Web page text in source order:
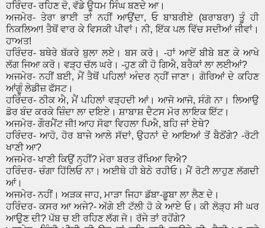
ਹਰਿੰਦਰ- ਰਹਿਣ ਦੋ, ਵੱਡੇ ਊਧਮ ਸਿੰਘ ਬਣਦੇ ਆ।
ਅਜਮੇਰ- ਤੇਰਾ ਭਾਈ ਤਾਂ ਨਹੀਂ ਆਉਂਦਾ, ਓ ਬਾਬਰੀਏ (ਬਰਾਬਰਾ) ਤੂੰ ਹੀ
ਨਿਕਲਿਆ! ਤੈਥੋਂ ਵਾਰ ਕੇ ਵਿਸਕੀ ਪੀਵਾਂ। ਨੀ, ਇੱਕ ਪਲ ਵਿੱਚ ਸਦੀਆਂ ਜੀਵਾਂ।
ਹਾਅਤ!
ਹਰਿੰਦਰ- ਬਥੇਰੇ ਬੱਕਰੇ ਬੁਲਾ ਲਏ। ਬਸ ਕਰੋ। -ਹਾਂ ਆਏਂ ਬੀਬੇ ਬਣ ਕੇ ਆਖੇ
ਲੱਗ ਜਿਆ ਕਰੋ। ਵੜ੍ਹ ਚੱਲ ਘਰੇ। -ਹੁਣ ਕੀ ਹੋ ਗਿਐ, ਬਰੈਕਾਂ ਲਾ ਲਈਆਂ?
ਅਜਮੇਰ- ਨਹੀਂ ਬਈ, ਮੈਂ ਤੈਥੋਂ ਪਹਿਲਾਂ ਅੰਦਰ ਨ੍ਹੀਂ ਜਾਣਾ। ਗੋਰਿਆਂ ਦੇ ਕਹਿਣ
ਆਂਗੂੰ ਲੇਡੀਜ਼ ਫੱਸਟ।
ਹਰਿੰਦਰ- ਠੀਕ ਐ, ਮੈਂ ਪਹਿਲਾਂ ਵੜ੍ਹਦੀ ਆਂ। ਆਜੋ ਆਜੋ, ਸੰਗੋ ਨਾ। ਲਿਆਉ
ਡੋਰ ਬੰਦ ਕਰਕੇ ਜ਼ਿੰਦਾ ਲਾ ਦਇਏ। ਸ਼ਾਬਾਸ਼ ਦੈਟਸ ਮੋਰ ਲਾਇਕ ਇੱਟ।
ਅਜਮੇਰ- ਗੌਰਮੈਂਟ ਜੀ! ਆਹ ਸੋਫਾ ਵਿਹਲਾ ਪਿਐ, ਬਹਿ ਜਾਂ ਏਥੇ?
ਹਰਿੰਦਰ- ਆਹੋ, ਹੋਰ ਬਾਜੇ ਆਲੇ ਸੱਦਾਂ, ਉਹਨਾਂ ਦੇ ਆਇਆਂ ਤੋਂ ਬੈਠੋਂਗੇ? -ਰੋਟੀ
ਖਾਣੀ ਆ?
ਅਜਮੇਰ- ਖਾਣੀ ਕਿਉਂ ਨ੍ਹੀਂ? ਮੇਰਾ ਬਰਤ ਰੱਖਿਆ ਵਿਐ?
ਹਰਿੰਦਰ- ਚੰਗਾ ਹਿੱਲਿਓ ਨਾ। ਅਈਥੇ ਹੀ ਬੇਠੇ ਰਹੀਓ। ਮੈਂ ਰੋਟੀ ਲਾਹੁਣ ਲੱਗਦੀ
ਆਂ।
ਅਜਮੇਰ- ਨਹੀਂ। ਅੜਕ ਜਾਹ, ਮਾੜਾ ਜਿਹਾ ਡੱਬਾ-ਡੂਬਾ ਲਾ ਲੈਣ ਦੇ।
ਹਰਿੰਦਰ- ਕਸਰ ਆ ਅਜੇ?- ਅੱਗੇ ਈ ਟੱਲੀ ਹੋ ਕੇ ਆਏ ਓ। ਕੀ ਲੋੜ੍ਹ ਸੀ ਘਰ
ਆਉੁਣ ਦੀ? ਪੱਬ ਚ ਈ ਰਹਿਣ ਲੱਗ ਜੋ। ਰੱਜੇ ਤਾਂ ਰਹੋਂਗੇ?